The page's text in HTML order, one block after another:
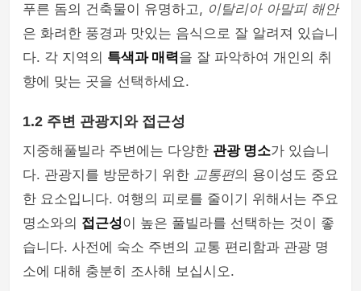
푸른 돔의 건축물이 유명하고, 이탈리아 아말피 해안
은 화려한 풍경과 맛있는 음식으로 잘 알려져 있습니
다. 각 지역의 특색과 매력을 잘 파악하여 개인의 취
향에 맞는 곳을 선택하세요.
1.2 주변 관광지와 접근성
지중해풀빌라 주변에는 다양한 관광 명소가 있습니
다. 관광지를 방문하기 위한 교통편의 용이성도 중요
한 요소입니다. 여행의 피로를 줄이기 위해서는 주요
명소와의 접근성이 높은 풀빌라를 선택하는 것이 좋
습니다. 사전에 숙소 주변의 교통 편리함과 관광 명
소에 대해 충분히 조사해 보십시오.